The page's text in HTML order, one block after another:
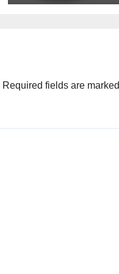
Required fields are marked